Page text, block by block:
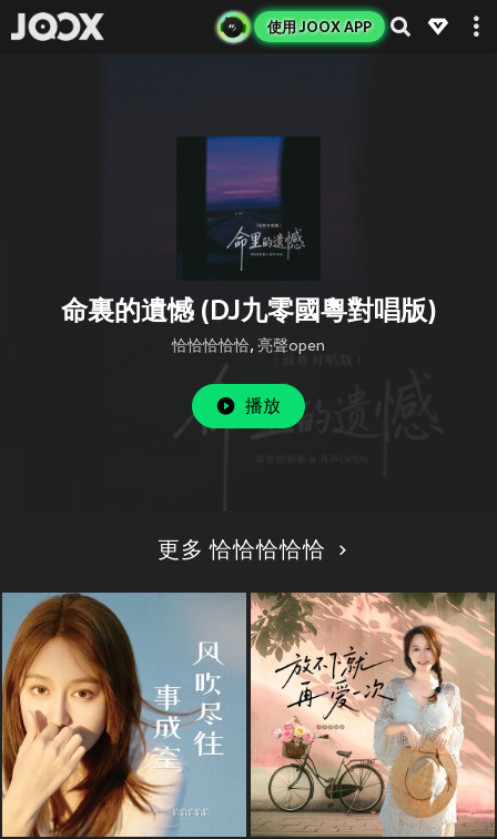
使用 JOOX APP
命裏的遺憾 (DJ九零國粵對唱版)
恰恰恰恰恰, 亮聲open
播放
更多 恰恰恰恰恰